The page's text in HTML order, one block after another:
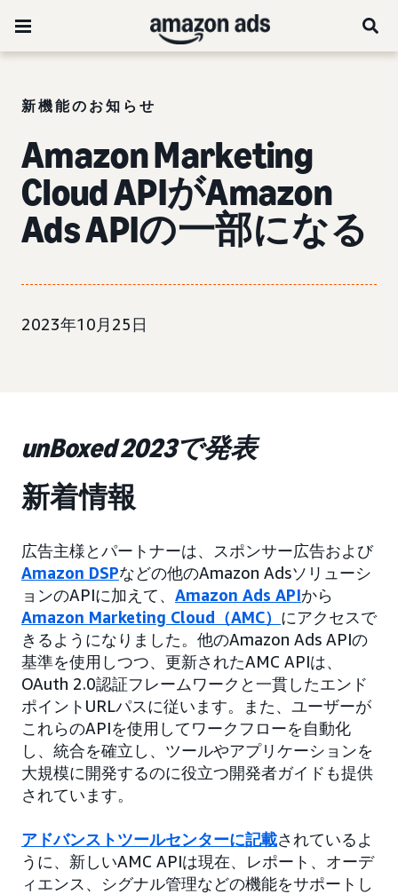
新機能のお知らせ
Amazon Marketing
Cloud APIがAmazon
Ads APIの一部になる
2023年10月25日
unBoxed 2023で発表
新着情報
広告主様とパートナーは、スポンサー広告および
Amazon DSPなどの他のAmazon Adsソリューシ
ョンのAPIに加えて、 Amazon Ads APIから
Amazon Marketing Cloud（AMC） にアクセスで
きるようになりました。他のAmazon Ads APIの
基準を使用しつつ、更新されたAMC APIは、
OAuth 2.0認証フレームワークと一貫したエンド
ポイントURLパスに従います。また、ユーザーが
これらのAPIを使用してワークフローを自動化
し、統合を確立し、ツールやアプリケーションを
大規模に開発するのに役立つ開発者ガイドも提供
されています。
アドバンストツールセンターに記載されているよ
うに、新しいAMC APIは現在、レポート、オーデ
ィエンス、シグナル管理などの機能をサポートし